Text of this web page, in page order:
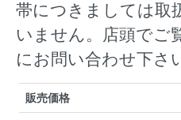
帯につきましては取
いません。店頭でご
にお問い合わせ下さ
販売価格